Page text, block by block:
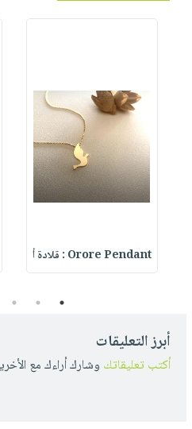
Orore Pendant : قلادة أ
1
2
3
أبرز التعليقات
أكتب تعليقاتك وشارك أراءك مع